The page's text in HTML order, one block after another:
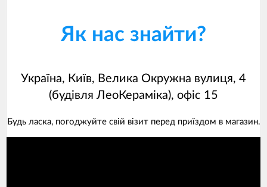
Як нас знайти?
Україна, Київ, Велика Окружна вулиця, 4
(будівля ЛеоКераміка), офіс 15
Будь ласка, погоджуйте свій візит перед приїздом в магазин.